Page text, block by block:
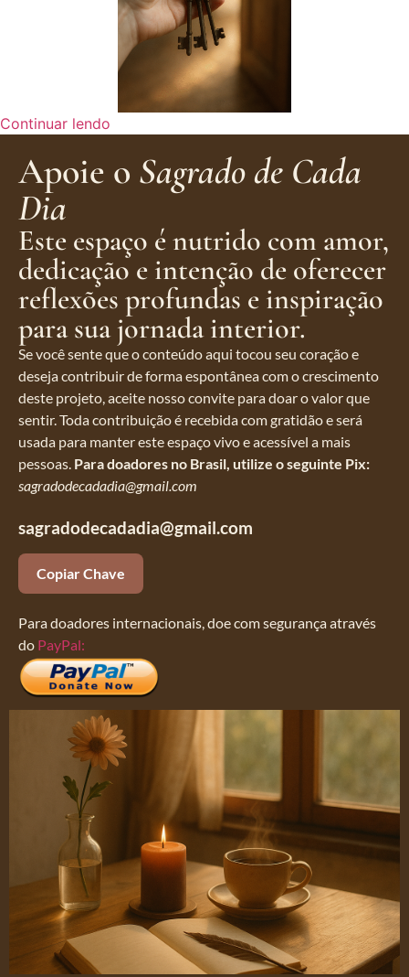
Continuar lendo
Apoie o Sagrado de Cada
Dia
Este espaço é nutrido com amor,
dedicação e intenção de oferecer
reflexões profundas e inspiração
para sua jornada interior.
Se você sente que o conteúdo aqui tocou seu coração e
deseja contribuir de forma espontânea com o crescimento
deste projeto, aceite nosso convite para doar o valor que
sentir. Toda contribuição é recebida com gratidão e será
usada para manter este espaço vivo e acessível a mais
pessoas. Para doadores no Brasil, utilize o seguinte Pix:
sagradodecadadia@gmail.com
sagradodecadadia@gmail.com
Copiar Chave
Para doadores internacionais, doe com segurança através
do PayPal: